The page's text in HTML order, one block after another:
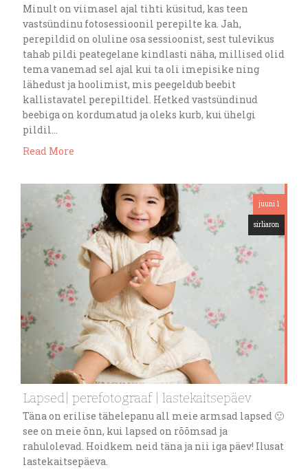
Minult on viimasel ajal tihti küsitud, kas teen
vastsündinu fotosessioonil perepilte ka. Jah,
perepildid on oluline osa sessioonist, sest tulevikus
tahab pildi peategelane kindlasti näha, millised olid
tema vanemad sel ajal kui ta oli imepisike ning
lähedust ja hoolimist, mis peegeldub beebit
kallistavatel perepiltidel. Hetked vastsündinud
beebiga on kordumatud ja oleks kurb, kui ühelgi
pildil…
Read More
juuni 1
sirliaron
Lapsed| perefotograaf | lastekaitsepäev
Täna on erilise tähelepanu all meie armsad lapsed 🙂
see on meie õnn, kui lapsed on rõõmsad ja
rahulolevad. Hoidkem neid täna ja nii iga päev! Ilusat
lastekaitsepäeva.